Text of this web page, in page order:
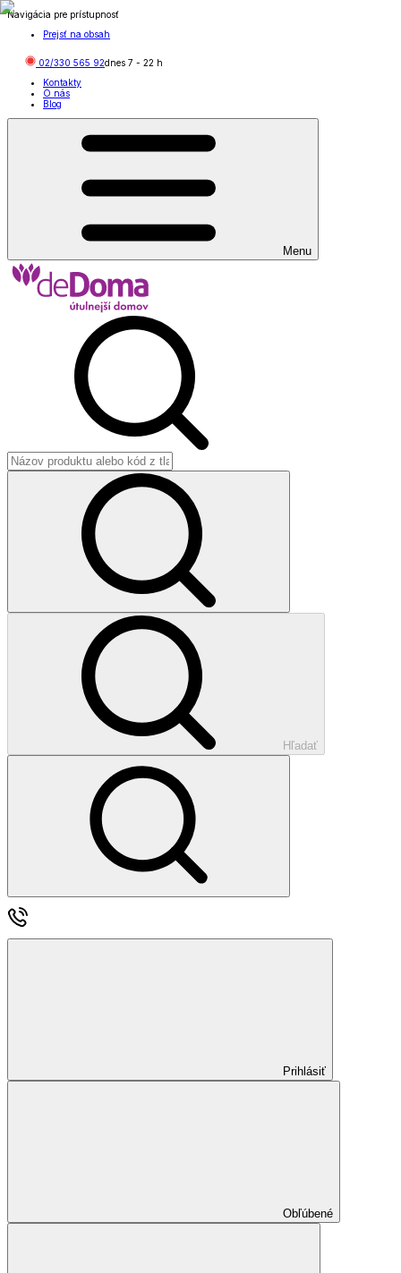
Navigácia pre prístupnosť
Prejsť na obsah
02/330 565 92dnes 7 - 22 h
Kontakty
O nás
Blog
Menu
Hľadať
Prihlásiť
Obľúbené